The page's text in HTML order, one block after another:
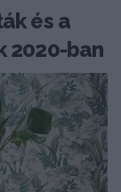
és a
2020-ban